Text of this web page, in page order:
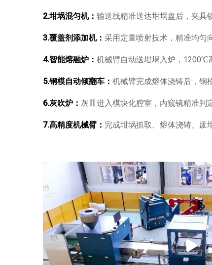
2.坩埚混匀机： 输送线精准送达坩埚盘后，夹具
3.覆盖剂添加机： 采用定量喷射技术，精准均匀
4.智能熔融炉 ： 机械臂自动送坩埚入炉， 1200℃
5.钢模自动倾翻车 ： 机械臂完成熔体浇铸后，钢
6.灰吹炉 ： 灰皿进入模块化腔室，内窥镜精准判
7.高精度机械臂 ： 完成坩埚抓取、熔体浇铸、废